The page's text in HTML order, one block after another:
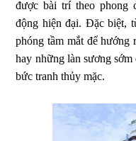
được bài trí theo phong
động hiện đại. Đặc biệt,
phóng tầm mắt để hướng
hay những làn sương
bức tranh thủy mặc.